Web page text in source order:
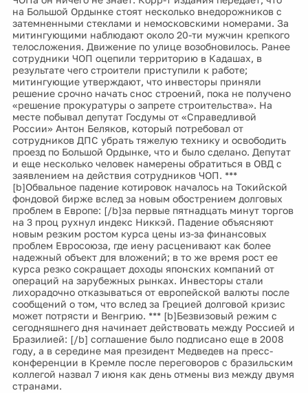
на Большой Ордынке стоят несколько внедорожников с
затемненными стеклами и немосковскими номерами. За
митингующими наблюдают около 20-ти мужчин крепкого
телосложения. Движение по улице возобновилось. Ранее
сотрудники ЧОП оцепили территорию в Кадашах, в
результате чего строители приступили к работе;
митингующие утверждают, что инвесторы приняли
решение срочно начать снос строений, пока не получено
«решение прокуратуры о запрете строительства». На
месте побывал депутат Госдумы от «Справедливой
России» Антон Беляков, который потребовал от
сотрудников ДПС убрать тяжелую технику и освободить
проезд по Большой Ордынке, что и было сделано. Депутат
и еще несколько человек намерены обратиться в ОВД с
заявлением на действия сотрудников ЧОП. ***
[b]Обвальное падение котировок началось на Токийской
фондовой бирже вслед за новым обострением долговых
проблем в Европе: [/b]за первые пятнадцать минут торгов
на 3 проц рухнул индекс Никкэй. Падение объясняют
новым резким ростом курса цены из-за финансовых
проблем Евросоюза, где иену расценивают как более
надежный объект для вложений; в то же время рост ее
курса резко сокращает доходы японских компаний от
операций на зарубежных рынках. Инвесторы стали
лихорадочно отказываться от европейской валюты после
сообщений о том, что вслед за Грецией долговой кризис
может потрясти и Венгрию. *** [b]Безвизовый режим с
сегодняшнего дня начинает действовать между Россией и
Бразилией: [/b] соглашение было подписано еще в 2008
году, а в середине мая президент Медведев на пресс-
конференции в Кремле после переговоров с бразильским
коллегой назвал 7 июня как день отмены виз между двумя
странами.